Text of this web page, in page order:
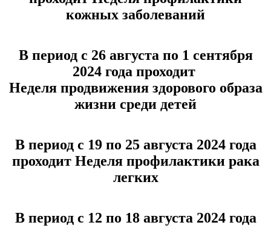
кожных заболеваний
В период с 26 августа по 1 сентября
2024 года проходит
Неделя продвижения здорового образа
жизни среди детей
В период с 19 по 25 августа 2024 года
проходит Неделя профилактики рака
легких
В период с 12 по 18 августа 2024 года